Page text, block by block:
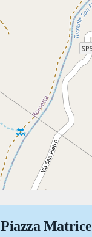
Piazza Matrice